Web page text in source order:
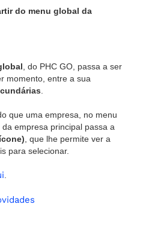
do menu global da
, do PHC GO, passa a ser
momento, entre a sua
que uma empresa, no menu
empresa principal passa a
, que lhe permite ver a
para selecionar.